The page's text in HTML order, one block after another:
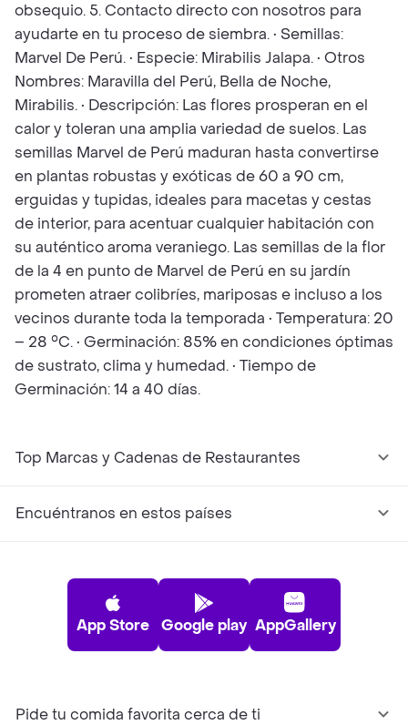
obsequio. 5. Contacto directo con nosotros para
ayudarte en tu proceso de siembra. • Semillas:
Marvel De Perú. • Especie: Mirabilis Jalapa. • Otros
Nombres: Maravilla del Perú, Bella de Noche,
Mirabilis. • Descripción: Las flores prosperan en el
calor y toleran una amplia variedad de suelos. Las
semillas Marvel de Perú maduran hasta convertirse
en plantas robustas y exóticas de 60 a 90 cm,
erguidas y tupidas, ideales para macetas y cestas
de interior, para acentuar cualquier habitación con
su auténtico aroma veraniego. Las semillas de la flor
de la 4 en punto de Marvel de Perú en su jardín
prometen atraer colibríes, mariposas e incluso a los
vecinos durante toda la temporada • Temperatura: 20
– 28 °C. • Germinación: 85% en condiciones óptimas
de sustrato, clima y humedad. • Tiempo de
Germinación: 14 a 40 días.
Top Marcas y Cadenas de Restaurantes
Encuéntranos en estos países
App Store Google play AppGallery
Pide tu comida favorita cerca de ti